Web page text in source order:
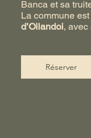
Banca et sa
La commune
d’Oilandoi, avec
Réserver